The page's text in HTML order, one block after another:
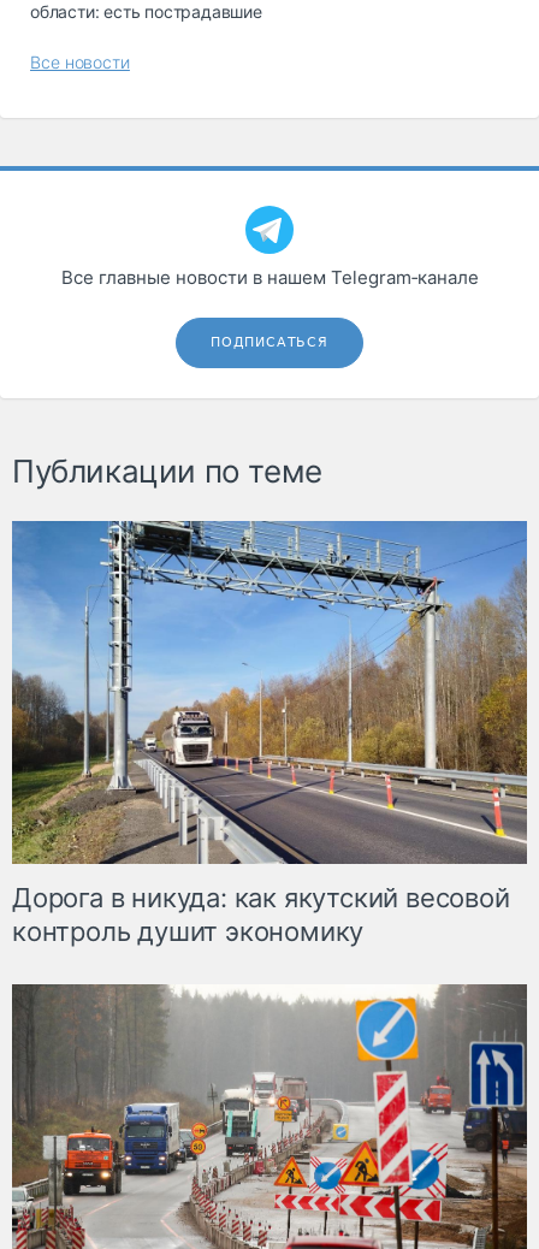
области: есть пострадавшие
Все новости
Все главные новости в нашем Telegram‑канале
ПОДПИСАТЬСЯ
Публикации по теме
Дорога в никуда: как якутский весовой
контроль душит экономику